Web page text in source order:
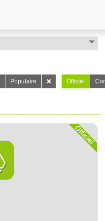
Populaire Officiel